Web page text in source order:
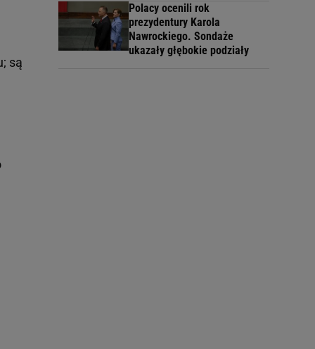
są
Polacy ocenili rok
prezydentury Karola
Nawrockiego. Sondaże
ukazały głębokie podziały